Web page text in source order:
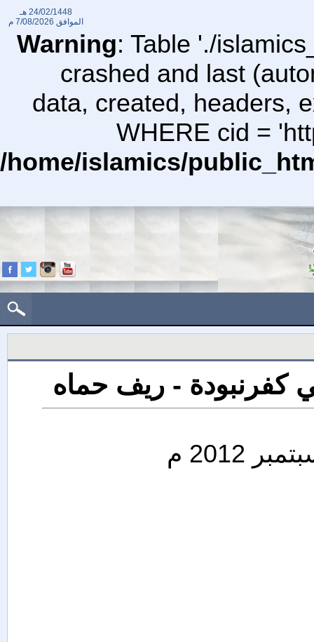
Warning: Table './
crashed and last
data, created, headers,
WHERE cid =
/home/islamics/
24/02/1448 هـ
الموافق 7/08/2026 م
كفرنبودة - ريف حماه